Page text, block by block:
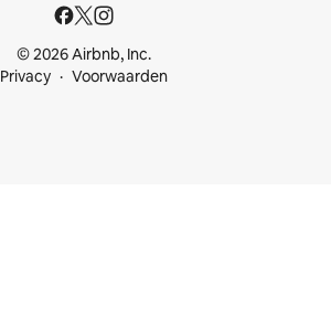
© 2026 Airbnb, Inc.
Privacy
Voorwaarden